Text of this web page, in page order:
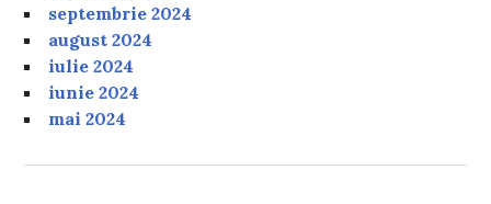
septembrie 2024
august 2024
iulie 2024
iunie 2024
mai 2024